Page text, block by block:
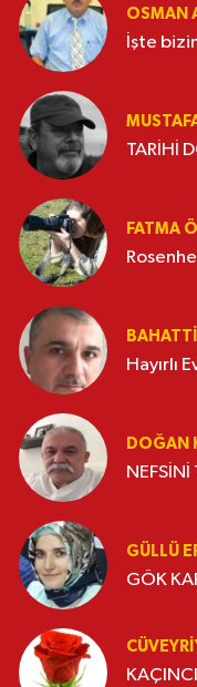
OSMAN
İşte
TARİHİ
FATMA
Hayırlı
DOĞAN
GÜLLÜ
GÖK
KAÇINCI BOYUTUNDASIN